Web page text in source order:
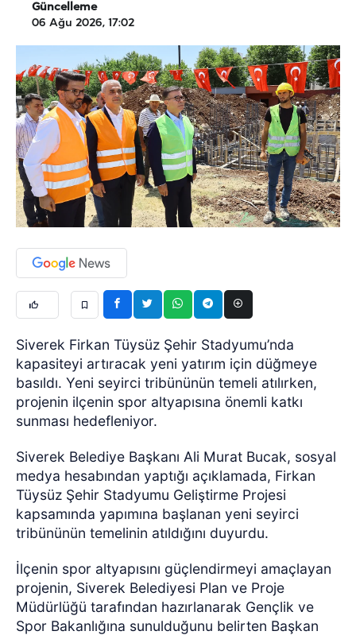
Güncelleme
06 Ağu 2026, 17:02
Siverek Firkan Tüysüz Şehir Stadyumu’nda
kapasiteyi artıracak yeni yatırım için düğmeye
basıldı. Yeni seyirci tribününün temeli atılırken,
projenin ilçenin spor altyapısına önemli katkı
sunması hedefleniyor.
Siverek Belediye Başkanı Ali Murat Bucak, sosyal
medya hesabından yaptığı açıklamada, Firkan
Tüysüz Şehir Stadyumu Geliştirme Projesi
kapsamında yapımına başlanan yeni seyirci
tribününün temelinin atıldığını duyurdu.
İlçenin spor altyapısını güçlendirmeyi amaçlayan
projenin, Siverek Belediyesi Plan ve Proje
Müdürlüğü tarafından hazırlanarak Gençlik ve
Spor Bakanlığına sunulduğunu belirten Başkan